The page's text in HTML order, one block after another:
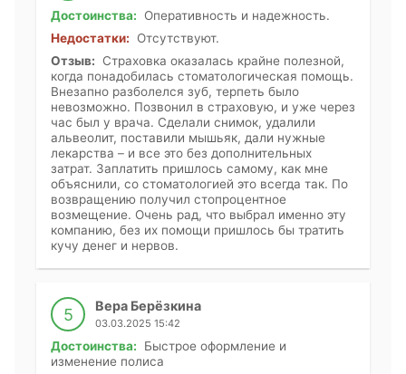
Достоинства:
Оперативность и надежность.
Недостатки:
Отсутствуют.
Отзыв:
Страховка оказалась крайне полезной,
когда понадобилась стоматологическая помощь.
Внезапно разболелся зуб, терпеть было
невозможно. Позвонил в страховую, и уже через
час был у врача. Сделали снимок, удалили
альвеолит, поставили мышьяк, дали нужные
лекарства – и все это без дополнительных
затрат. Заплатить пришлось самому, как мне
объяснили, со стоматологией это всегда так. По
возвращению получил стопроцентное
возмещение. Очень рад, что выбрал именно эту
компанию, без их помощи пришлось бы тратить
кучу денег и нервов.
5 Вера Берёзкина
03.03.2025 15:42
Достоинства:
Быстрое оформление и
изменение полиса